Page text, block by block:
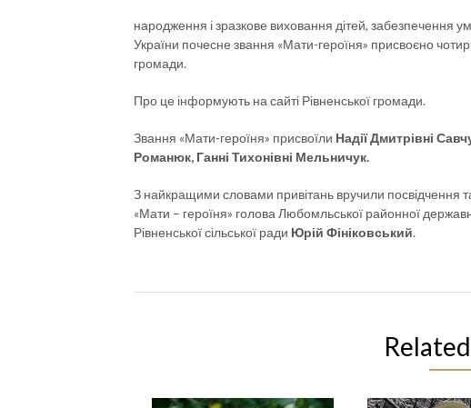
народження і зразкове виховання дітей, забезпечення
України почесне звання «Мати-героїня» присвоєно
громади.
Про це інформують на сайті Рівненської громади.
Звання «Мати-героїня» присвоїли Надії Дмитрівні
Романюк, Ганні Тихонівні Мельничук.
З найкращими словами привітань вручили посвідчення
«Мати – героїня» голова Любомльської районної
Рівненської сільської ради Юрій Фініковський.